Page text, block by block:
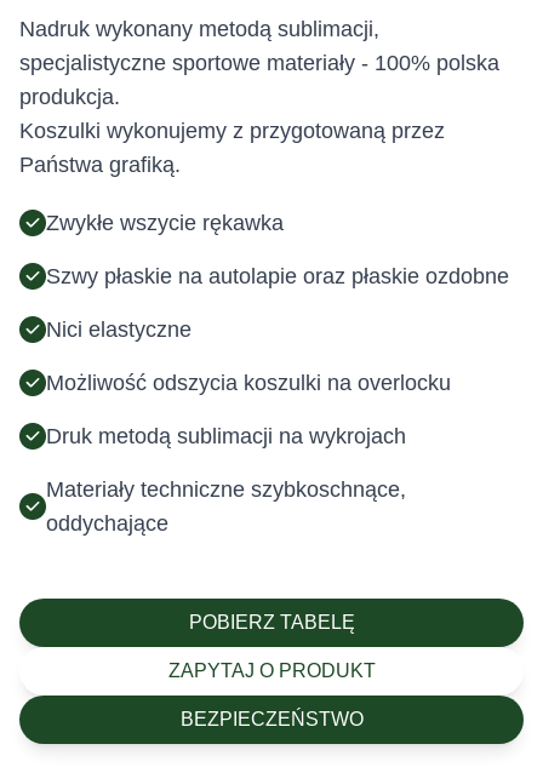
Nadruk wykonany metodą sublimacji,
specjalistyczne sportowe materiały - 100% polska
produkcja.
Koszulki wykonujemy z przygotowaną przez
Państwa grafiką.
Zwykłe wszycie rękawka
Szwy płaskie na autolapie oraz płaskie ozdobne
Nici elastyczne
Możliwość odszycia koszulki na overlocku
Druk metodą sublimacji na wykrojach
Materiały techniczne szybkoschnące,
oddychające
POBIERZ TABELĘ
ZAPYTAJ O PRODUKT
BEZPIECZEŃSTWO